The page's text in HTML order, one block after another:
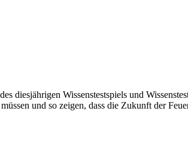
diesjährigen Wissenstestspiels und
und so zeigen, dass die Zukunft der